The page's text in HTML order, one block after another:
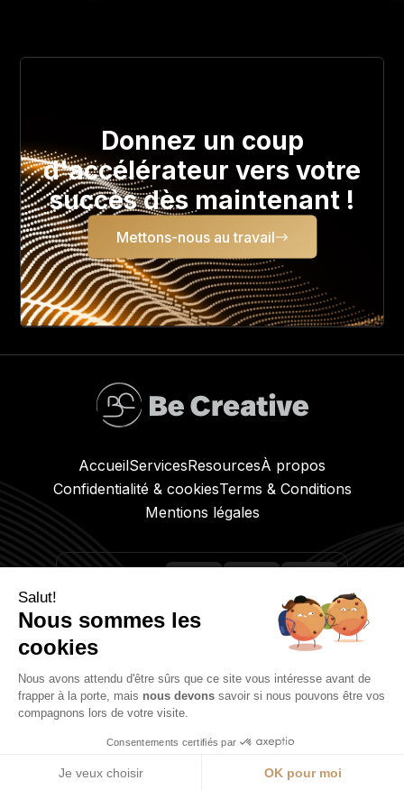
Donnez un coup
d'accélérateur vers votre
succès dès maintenant !
Mettons-nous au travail
AccueilServicesResourcesÀ propos
Confidentialité & cookiesTerms & Conditions
Mentions légales
info@be-creative.ch
+41 26 303 33 40
Case postale, 1700 Fribourg
Salut!
Nous sommes les
cookies
Nous avons attendu d'être sûrs que ce site vous intéresse avant de
frapper à la porte, mais nous devons savoir si nous pouvons être vos
compagnons lors de votre visite.
Consentements certifiés par
Je veux choisir OK pour moi